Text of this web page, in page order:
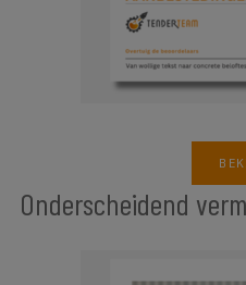
Onderscheidend